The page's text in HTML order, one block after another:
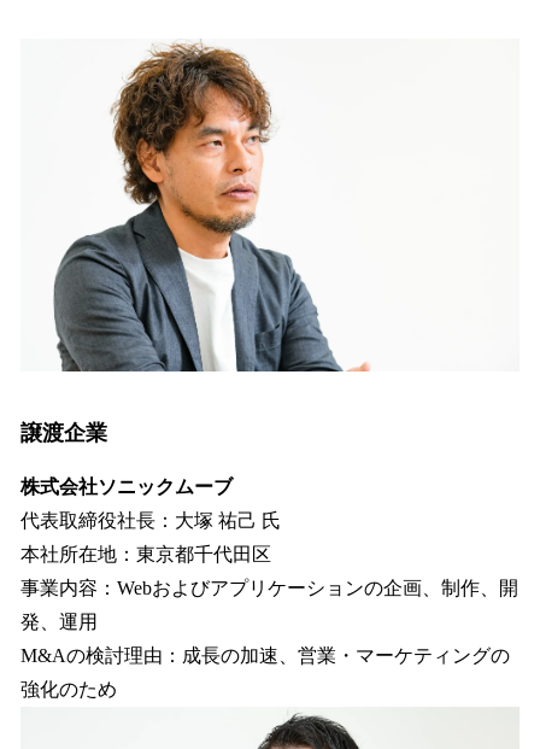
譲渡企業
株式会社ソニックムーブ
代表取締役社長：大塚 祐己 氏
本社所在地：東京都千代田区
事業内容：Webおよびアプリケーションの企画、制作、開
発、運用
M&Aの検討理由：成長の加速、営業・マーケティングの
強化のため